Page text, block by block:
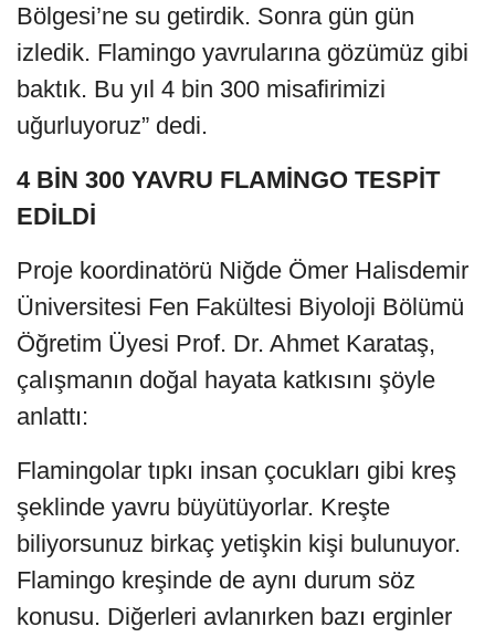
Bölgesi’ne su getirdik. Sonra gün gün
izledik. Flamingo yavrularına gözümüz gibi
baktık. Bu yıl 4 bin 300 misafirimizi
uğurluyoruz” dedi.
4 BİN 300 YAVRU FLAMİNGO TESPİT
EDİLDİ
Proje koordinatörü Niğde Ömer Halisdemir
Üniversitesi Fen Fakültesi Biyoloji Bölümü
Öğretim Üyesi Prof. Dr. Ahmet Karataş,
çalışmanın doğal hayata katkısını şöyle
anlattı:
Flamingolar tıpkı insan çocukları gibi kreş
şeklinde yavru büyütüyorlar. Kreşte
biliyorsunuz birkaç yetişkin kişi bulunuyor.
Flamingo kreşinde de aynı durum söz
konusu. Diğerleri avlanırken bazı erginler